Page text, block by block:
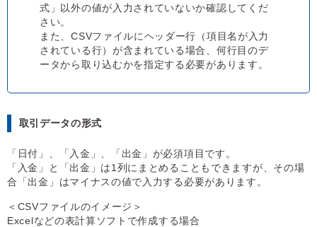
式」以外の値が入力されていないか確認してくだ
さい。
また、CSVファイルにヘッダー行（項目名が入力
されている行）が含まれている場合、何行目のデ
ータから取り込むかを指定する必要があります。
取引データの形式
「日付」、「入金」、「出金」が必須項目です。
「入金」と「出金」は1列にまとめることもできますが、その場
合「出金」はマイナスの値で入力する必要があります。
＜CSVファイルのイメージ＞
Excelなどの表計算ソフトで作成する場合